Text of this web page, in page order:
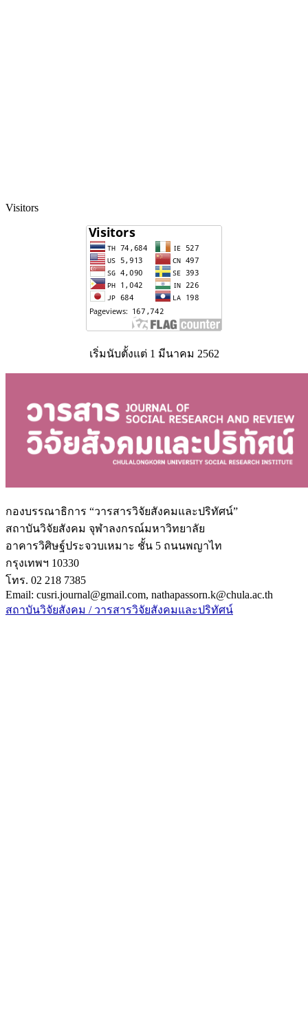
Visitors
เริ่มนับตั้งแต่ 1 มีนาคม 2562
กองบรรณาธิการ “วารสารวิจัยสังคมและปริทัศน์”
สถาบันวิจัยสังคม จุฬาลงกรณ์มหาวิทยาลัย
อาคารวิศิษฐ์ประจวบเหมาะ ชั้น 5 ถนนพญาไท
กรุงเทพฯ 10330
โทร. 02 218 7385
Email: cusri.journal@gmail.com, nathapassorn.k@chula.ac.th
สถาบันวิจัยสังคม / วารสารวิจัยสังคมและปริทัศน์